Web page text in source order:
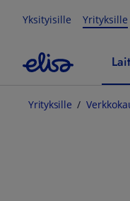
Yksityisille Yrityksille
Yrityksille